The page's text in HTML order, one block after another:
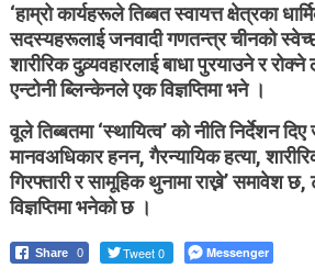
‘हाम्रो कार्यहरूले तिब्बत स्वायत्त क्षेत्रका
सदस्यहरूलाई जनवादी गणतन्त्र चीनको
शारीरिक दुव्र्यवहारलाई बाधा पुरयाउने र
एन्टोनी ब्लिन्केनले एक विज्ञप्तिमा भने ।
वूले तिब्बतमा ‘स्थायित्व’ को नीति निर्देशन
मानवअधिकार हनन, गैरन्यायिक हत्या,
गिरफ्तारी र सामूहिक थुनामा राख्ने’ समावेश
विज्ञप्तिमा भनेको छ ।
Share 0 Tweet 0 Messenger